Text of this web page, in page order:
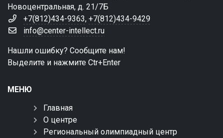
Новоцентральная, д. 21/7Б
+7(812)434-9363, +7(812)434-9429
info@center-intellect.ru
Нашли ошибку? Сообщите нам!
Выделите и нажмите Ctr+Enter
МЕНЮ
Главная
О центре
Региональный олимпиадный центр